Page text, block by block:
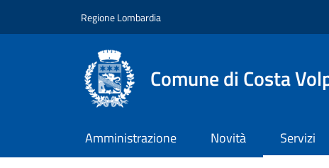
Regione Lombardia
Comune di Costa
Amministrazione Novità Servizi